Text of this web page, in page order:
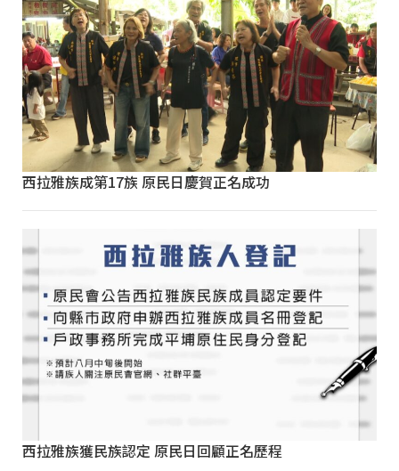
西拉雅族成第17族 原民日慶賀正名成功
西拉雅族獲民族認定 原民日回顧正名歷程